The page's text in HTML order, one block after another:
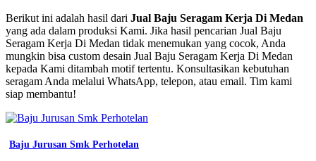
produsen
Jenis
Kain
Untuk
Seragam
Kerja
baju
kerja
medan
Berikut ini adalah hasil dari Jual Baju Seragam Kerja Di Medan
yang ada dalam produksi Kami. Jika hasil pencarian Jual Baju
Seragam Kerja Di Medan tidak menemukan yang cocok, Anda
mungkin bisa custom desain Jual Baju Seragam Kerja Di Medan
kepada Kami ditambah motif tertentu. Konsultasikan kebutuhan
seragam Anda melalui WhatsApp, telepon, atau email. Tim kami
siap membantu!
Baju Jurusan Smk Perhotelan